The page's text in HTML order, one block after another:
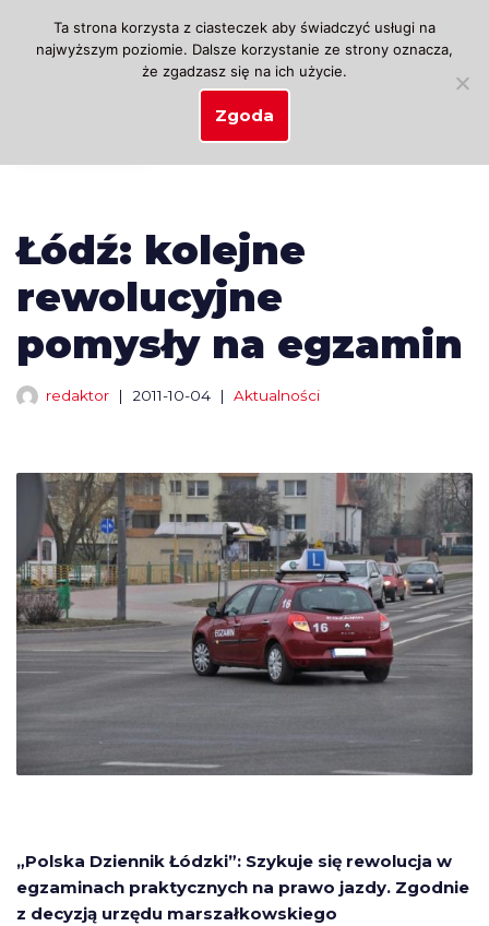
Przejdź
Łódź: kolejne
rewolucyjne
pomysły na egzamin
redaktor 2011-10-04 Aktualności
„Polska Dziennik Łódzki”: Szykuje się rewolucja w
egzaminach praktycznych na prawo jazdy. Zgodnie
z decyzją urzędu marszałkowskiego
Ta strona korzysta z ciasteczek aby świadczyć usługi na
najwyższym poziomie. Dalsze korzystanie ze strony oznacza,
że zgadzasz się na ich użycie.
Zgoda